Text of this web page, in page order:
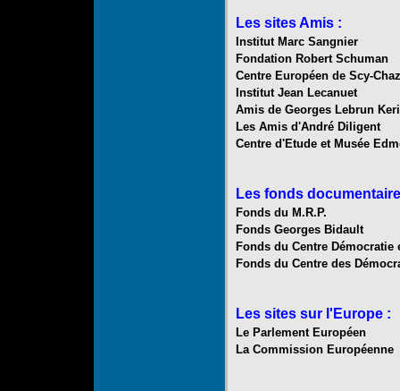
Les sites Amis :
Institut Marc Sangnier
Fondation Robert Schuman
Centre Européen de Scy-
Institut Jean Lecanuet
Amis de Georges Lebrun
Les Amis d'André Diligent
Centre d'Etude et Musée
Les fonds
Fonds du M.R.P.
Fonds Georges Bidault
Fonds du Centre Démocratie
Fonds du Centre des
Les sites sur l'Europe :
Le Parlement Européen
La Commission Européenne